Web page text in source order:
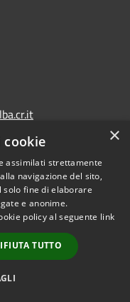
© 2026 • Comune di
Capralba • Powered by
•Accesso
redazione
×
assimilati strettamente
navigazione del sito,
solo fine di elaborare
e anonime.
policy al seguente link
TUTTO